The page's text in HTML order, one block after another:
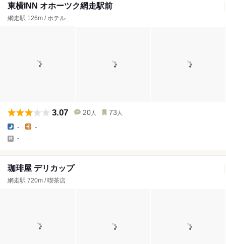
東横INN オホーツク網走駅前
網走駅 126m / ホテル
3.07 20 人 73 人
- -
-
珈琲屋 デリカップ
網走駅 720m / 喫茶店